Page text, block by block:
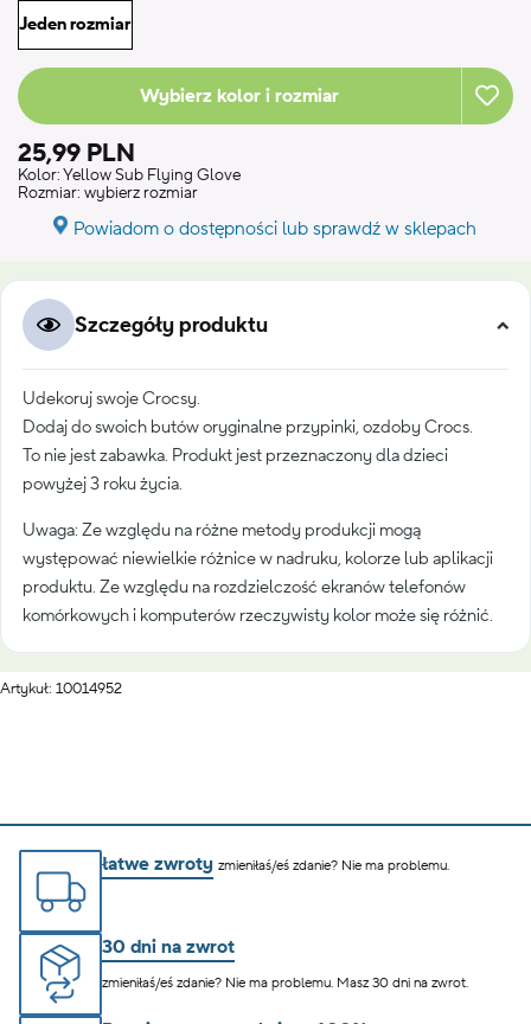
Jeden rozmiar
Wybierz kolor i rozmiar
25,99 PLN
Kolor:Yellow Sub Flying Glove
Rozmiar: wybierz rozmiar
Powiadom o dostępności lub sprawdź w sklepach
Szczegóły produktu
Udekoruj swoje Crocsy.
Dodaj do swoich butów oryginalne przypinki, ozdoby Crocs.
To nie jest zabawka. Produkt jest przeznaczony dla dzieci
powyżej 3 roku życia.
Uwaga: Ze względu na różne metody produkcji mogą
występować niewielkie różnice w nadruku, kolorze lub aplikacji
produktu. Ze względu na rozdzielczość ekranów telefonów
komórkowych i komputerów rzeczywisty kolor może się różnić.
Artykuł: 10014952
łatwe zwroty zmieniłaś/eś zdanie? Nie ma problemu.
30 dni na zwrot
zmieniłaś/eś zdanie? Nie ma problemu. Masz 30 dni na zwrot.